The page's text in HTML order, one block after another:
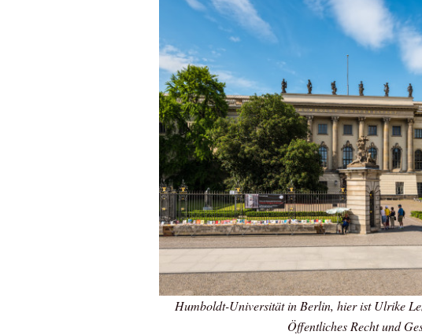
Humboldt-Universität in Berlin, hier ist Ulrike
Öffentliches Recht und